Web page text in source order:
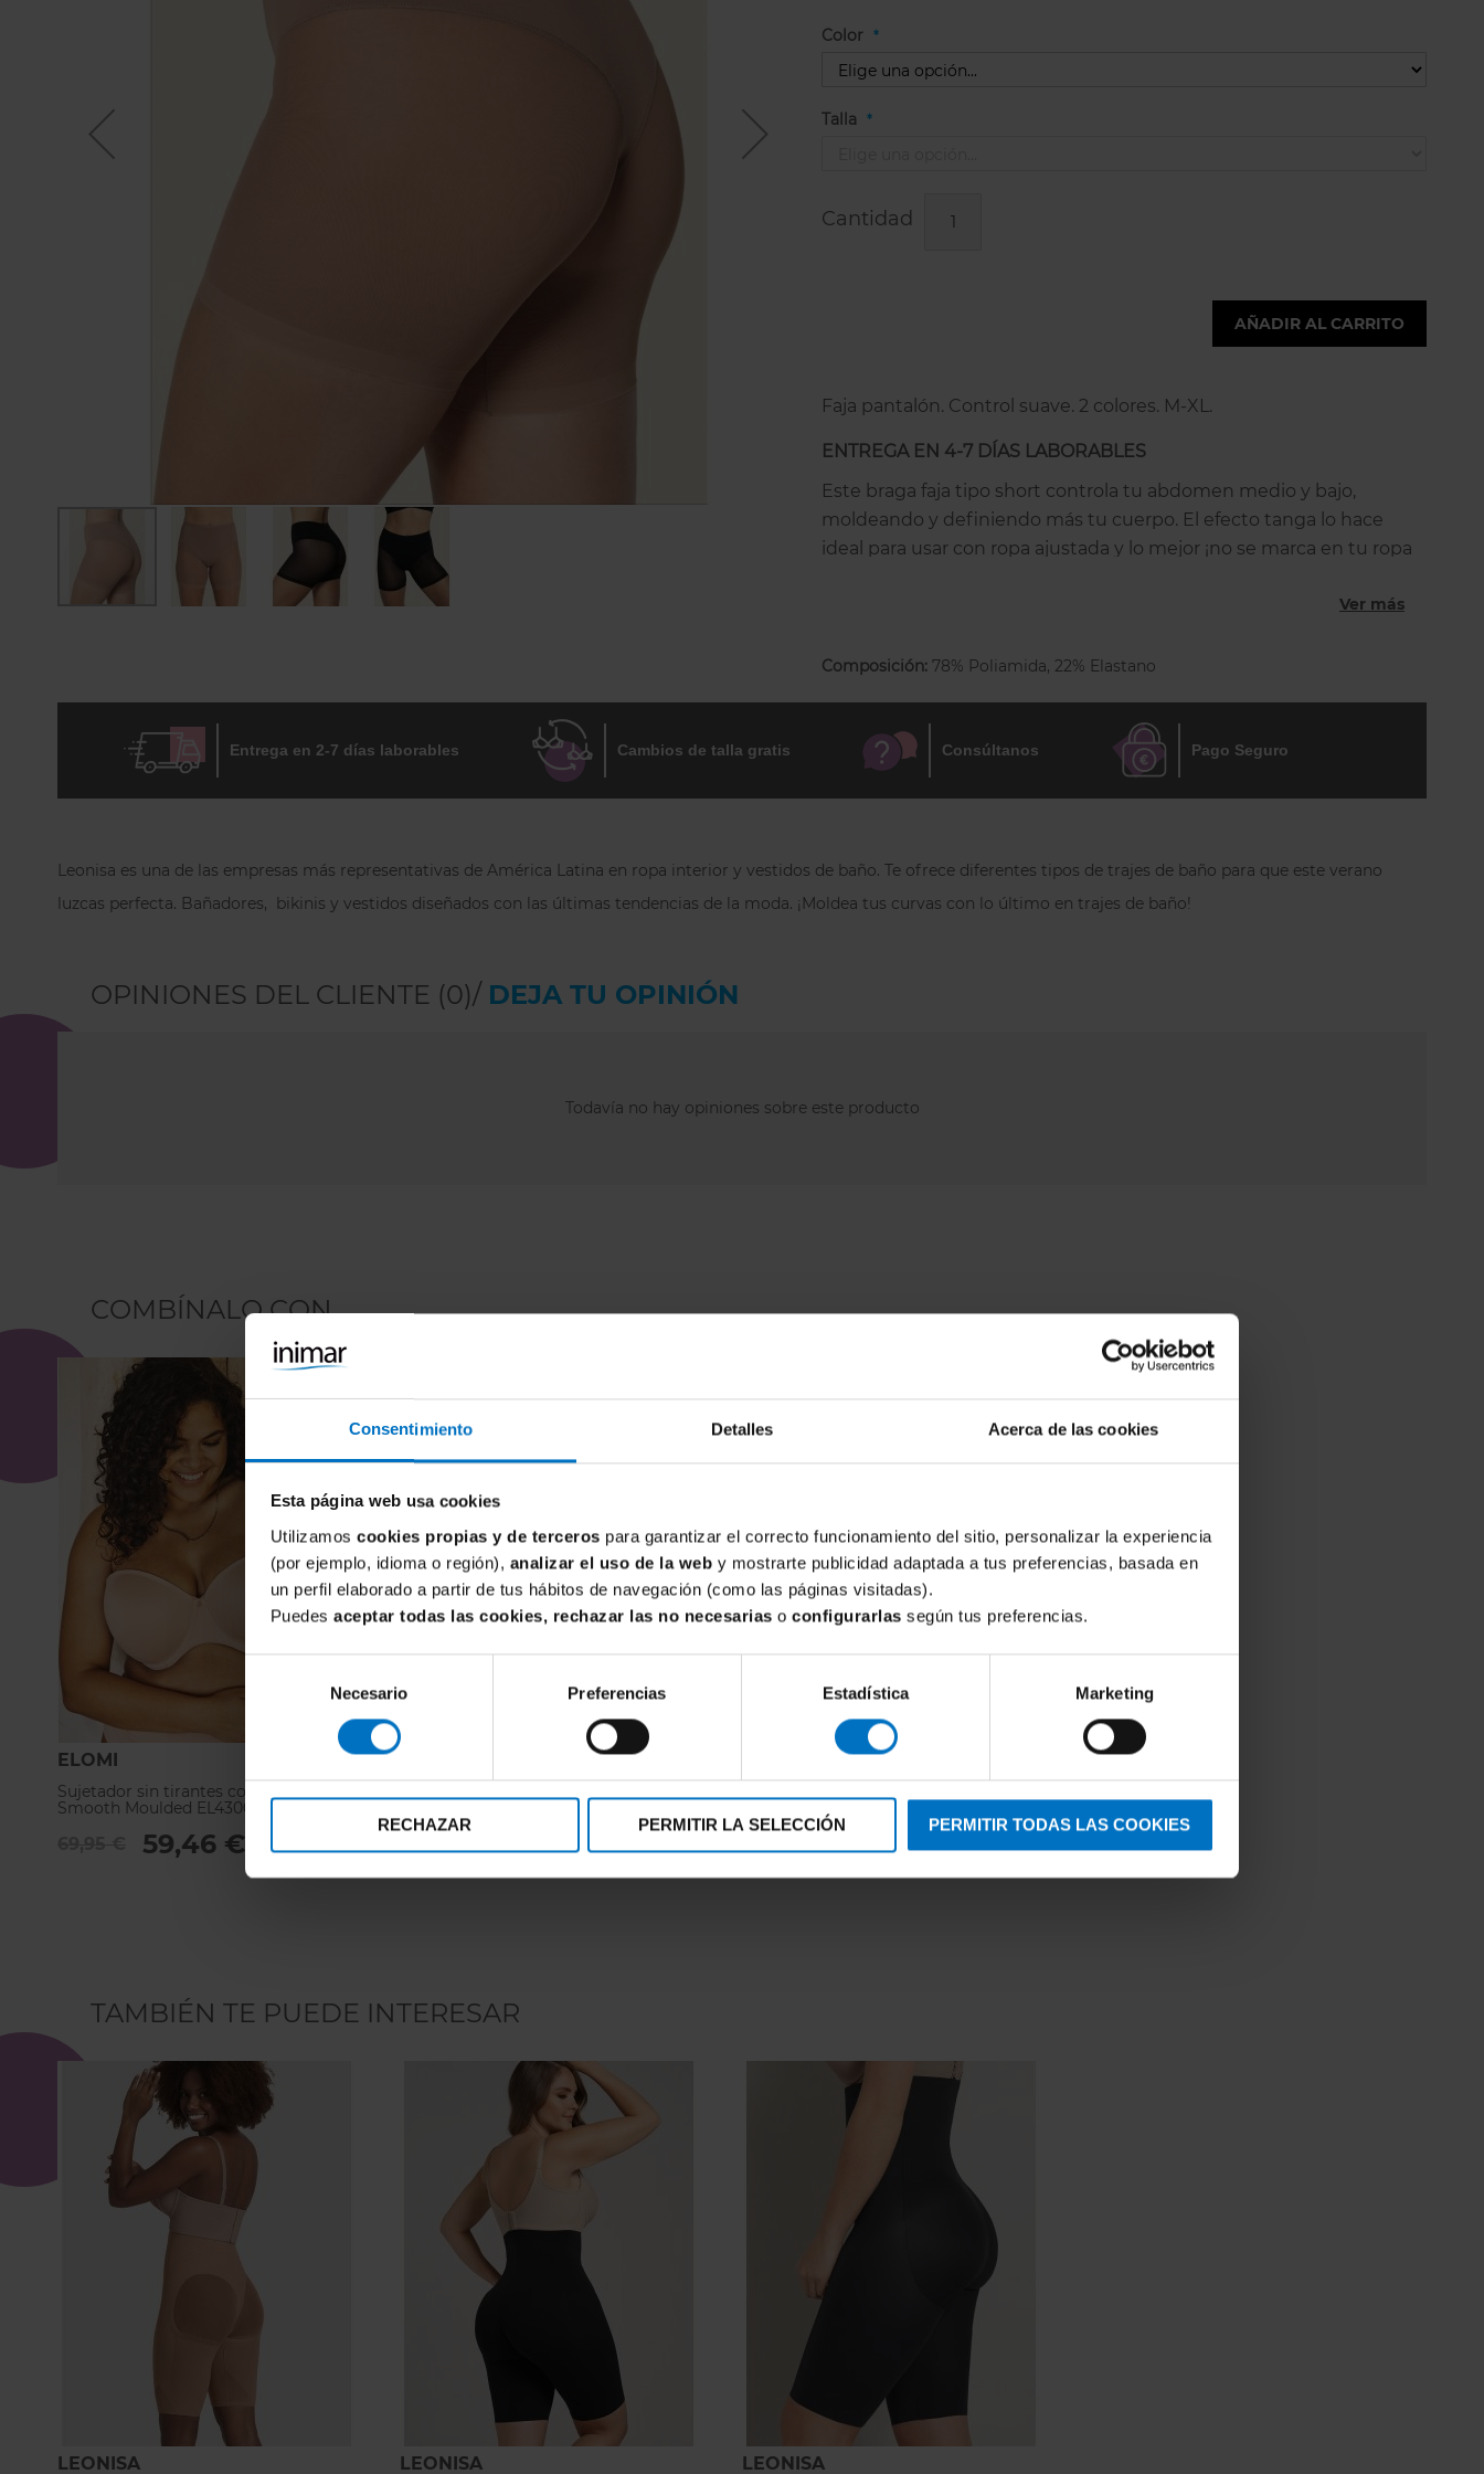
Consentimiento Detalles Acerca de las cookies
Esta página web usa cookies
Utilizamos cookies propias y de terceros para garantizar el correcto funcionamiento del sitio, personalizar la experiencia
(por ejemplo, idioma o región), analizar el uso de la web y mostrarte publicidad adaptada a tus preferencias, basada en
un perfil elaborado a partir de tus hábitos de navegación (como las páginas visitadas).
Puedes aceptar todas las cookies, rechazar las no necesarias o configurarlas según tus preferencias.
consentimiento
Necesario Preferencias Estadística Marketing
RECHAZAR PERMITIR LA SELECCIÓN PERMITIR TODAS LAS COOKIES
Color
Talla
Cantidad
AÑADIR AL CARRITO
Faja pantalón. Control suave. 2 colores. M-XL.
ENTREGA EN 4-7 DÍAS LABORABLES
Este braga faja tipo short controla tu abdomen medio y bajo,
moldeando y definiendo más tu cuerpo. El efecto tanga lo hace
ideal para usar con ropa ajustada y lo mejor ¡no se marca en tu ropa
invisible. Es ideal para el día a día o para vestidos de fiesta o de novia.
Detalles de la faja pantalón:
Silueta: short corto.
Evita el roce entre los muslos: ideal para faldas o vestidos.
Recogido en el centro de los glúteos, que les da una
Composición: 78% poliamida, 22% elastano.
Ver más
Composición: 78% Poliamida, 22% Elastano
of
Entrega en 2-7 días laborables Cambios de talla gratis Consúltanos Pago Seguro
Leonisa es una de las empresas más representativas de América Latina en ropa interior y vestidos de baño. Te ofrece diferentes tipos de trajes de baño para que este verano
luzcas perfecta. Bañadores, bikinis y vestidos diseñados con las últimas tendencias de la moda. ¡Moldea tus curvas con lo último en trajes de baño!
OPINIONES DEL CLIENTE (0)/ DEJA TU OPINIÓN
Todavía no hay opiniones sobre este producto
COMBÍNALO CON
ELOMI
Sujetador sin tirantes con relleno Elomi
Smooth Moulded EL4300
59,46 € 51,81 €
Smoothing Moulded Tshirt
53,51 €
TAMBIÉN TE PUEDE INTERESAR
LEONISA LEONISA LEONISA